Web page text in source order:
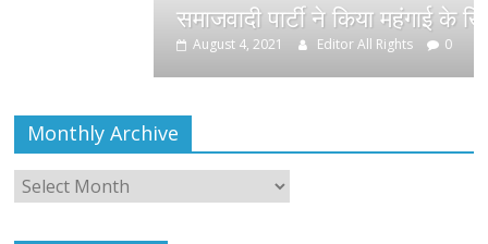
समाजवादी पार्टी ने किया महंगाई के खिलाफ प्रदर्शन
Editor All Rights 0
Monthly Archive
Monthly
Archive